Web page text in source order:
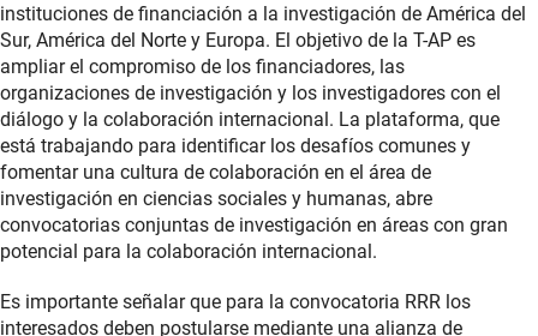
instituciones de financiación a la investigación de América del
Sur, América del Norte y Europa. El objetivo de la T-AP es
ampliar el compromiso de los financiadores, las
organizaciones de investigación y los investigadores con el
diálogo y la colaboración internacional. La plataforma, que
está trabajando para identificar los desafíos comunes y
fomentar una cultura de colaboración en el área de
investigación en ciencias sociales y humanas, abre
convocatorias conjuntas de investigación en áreas con gran
potencial para la colaboración internacional.
Es importante señalar que para la convocatoria RRR los
interesados deben postularse mediante una alianza de